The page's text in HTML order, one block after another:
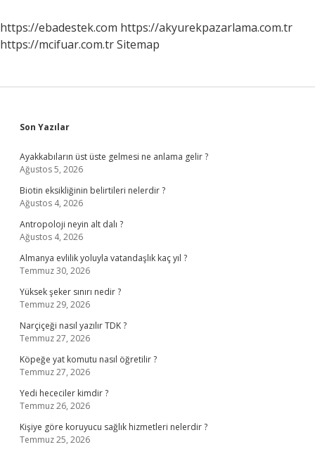
https://ebadestek.com https://akyurekpazarlama.com.tr
https://mcifuar.com.trSitemap
Sidebar
Son Yazılar
Ayakkabıların üst üste gelmesi ne anlama gelir ?
Ağustos 5, 2026
Biotin eksikliğinin belirtileri nelerdir ?
Ağustos 4, 2026
Antropoloji neyin alt dalı ?
Ağustos 4, 2026
Almanya evlilik yoluyla vatandaşlık kaç yıl ?
Temmuz 30, 2026
Yüksek şeker sınırı nedir ?
Temmuz 29, 2026
Narçiçeği nasıl yazılır TDK ?
Temmuz 27, 2026
Köpeğe yat komutu nasıl öğretilir ?
Temmuz 27, 2026
Yedi hececiler kimdir ?
Temmuz 26, 2026
Kişiye göre koruyucu sağlık hizmetleri nelerdir ?
Temmuz 25, 2026